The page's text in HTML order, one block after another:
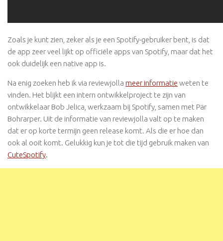
Zoals je kunt zien, zeker als je een Spotify-gebruiker bent, is dat
de app zeer veel lijkt op officiële apps van Spotify, maar dat het
ook duidelijk een native app is.
Na enig zoeken heb ik via reviewjolla meer informatie weten te
vinden. Het blijkt een intern ontwikkelproject te zijn van
ontwikkelaar Bob Jelica, werkzaam bij Spotify, samen met Pär
Bohrarper. Uit de informatie van reviewjolla valt op te maken
dat er op korte termijn geen release komt. Als die er hoe dan
ook al ooit komt. Gelukkig kun je tot die tijd gebruik maken van
CuteSpotify.